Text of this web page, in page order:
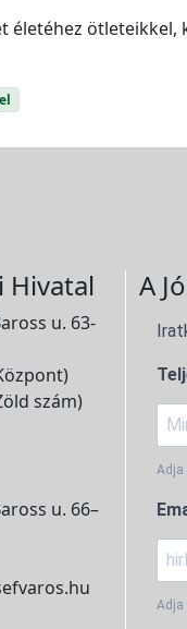
ötleteikkel,
Hivatal
u. 63-
szám)
u. 66–
A
Adja
Adja